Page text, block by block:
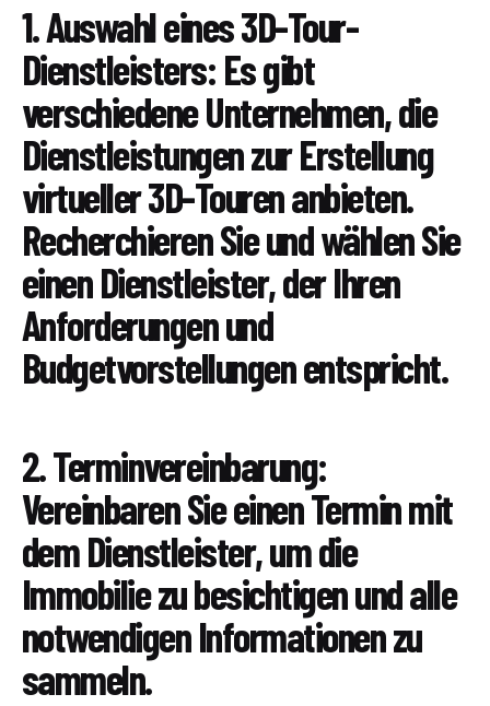
1. Auswahl eines 3D-Tour-
Dienstleisters: Es gibt
verschiedene Unternehmen, die
Dienstleistungen zur Erstellung
virtueller 3D-Touren anbieten.
Recherchieren Sie und wählen Sie
einen Dienstleister, der Ihren
Anforderungen und
Budgetvorstellungen entspricht.
2. Terminvereinbarung:
Vereinbaren Sie einen Termin mit
dem Dienstleister, um die
Immobilie zu besichtigen und alle
notwendigen Informationen zu
sammeln.